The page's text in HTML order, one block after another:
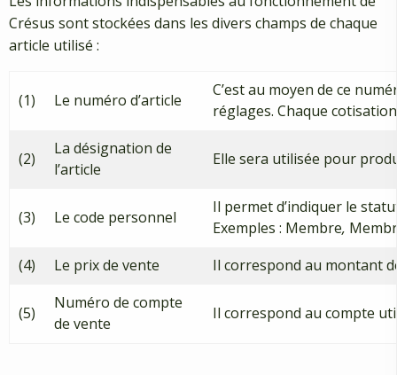
Crésus sont stockées dans les divers champs de chaque
article utilisé :
(1) Le numéro d’article
C’est au moyen de ce
réglages. Chaque
(2)
La désignation de
l’article
Elle sera utilisée pour
(3) Le code personnel
Il permet d’indiquer le
Exemples : Membre,
(4)
Le prix de vente Il correspond au montant
(5)
Numéro de compte
de vente
Il correspond au compte